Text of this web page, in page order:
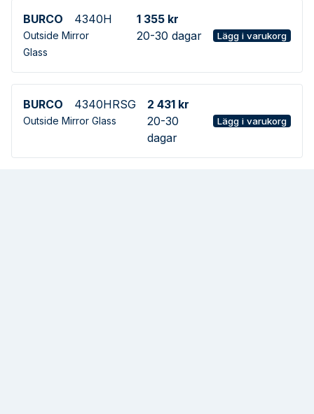
BURCO 4340H
Outside Mirror
Glass
1 355 kr
20-30 dagar
Lägg i varukorg
BURCO 4340HRSG
Outside Mirror Glass
2 431 kr
20-30
dagar
Lägg i varukorg